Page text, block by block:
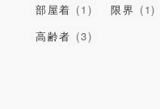
部屋着 (1) 限界 (1)
高齢者 (3)